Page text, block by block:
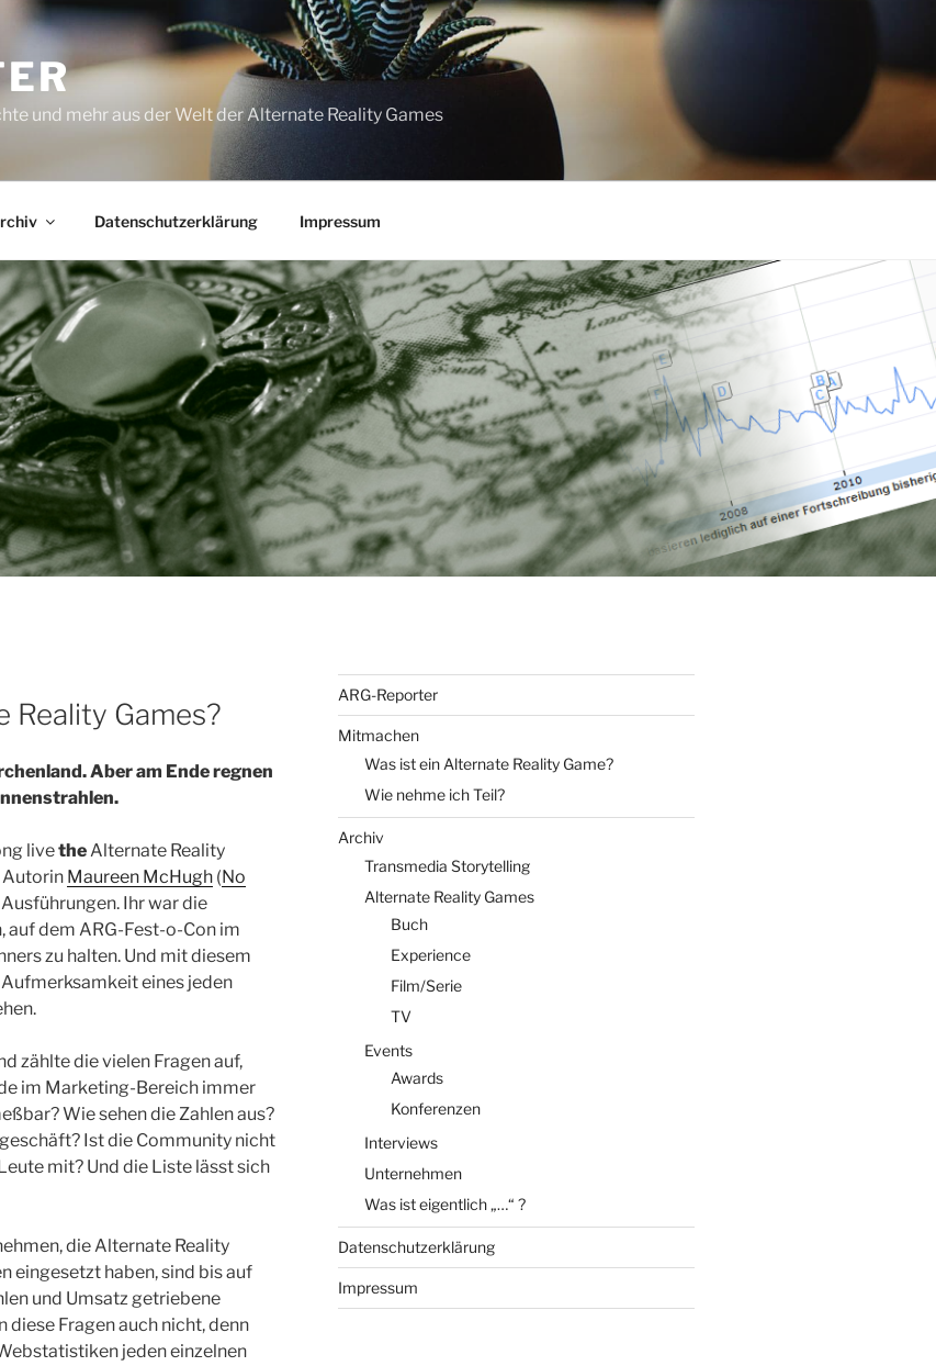
und mehr aus der Welt der Alternate Reality Games
Datenschutzerklärung Impressum
Reality Games?
Aber am Ende regnen
livetheAlternate Reality
Autorin Maureen McHugh (No
Ihr war die
auf dem ARG-Fest-o-Con im
zu halten. Und mit diesem
eines jeden
zählte die vielen Fragen auf,
im Marketing-Bereich immer
Wie sehen die Zahlen aus?
Ist die Community nicht
mit? Und die Liste lässt sich
die Alternate Reality
eingesetzt haben, sind bis auf
und Umsatz getriebene
diese Fragen auch nicht, denn
jeden einzelnen
ARG-Reporter
Mitmachen
Was ist ein Alternate Reality Game?
Wie nehme ich Teil?
Archiv
Transmedia Storytelling
Alternate Reality Games
Buch
Experience
Film/Serie
TV
Events
Awards
Konferenzen
Interviews
Unternehmen
Was ist eigentlich „…“ ?
Datenschutzerklärung
Impressum